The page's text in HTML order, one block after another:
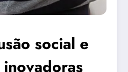
social e